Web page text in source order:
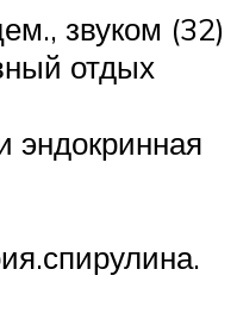
звуком (32)
отдых
эндокринная